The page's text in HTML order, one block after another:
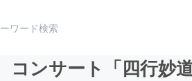
コンサート「四行妙